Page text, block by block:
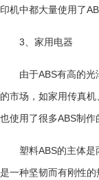
印机中都大量使用了
3、家用电器
由于ABS有高的光
的市场，如家用传真机
也使用了很多ABS制作
塑料ABS的主体是
是一种坚韧而有刚性